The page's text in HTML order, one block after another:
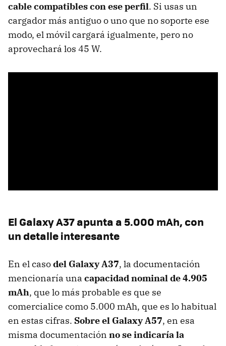
cable compatibles con ese perfil. Si usas un
cargador más antiguo o uno que no soporte ese
modo, el móvil cargará igualmente, pero no
aprovechará los 45 W.
El Galaxy A37 apunta a 5.000 mAh, con
un detalle interesante
En el casodel Galaxy A37, la documentación
mencionaría una capacidad nominal de 4.905
mAh, que lo más probable es que se
comercialice como 5.000 mAh, que es lo habitual
en estas cifras. Sobre el Galaxy A57, en esa
misma documentación no se indicaría la